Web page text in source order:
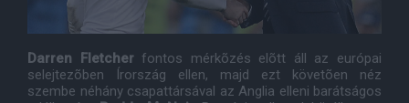
Darren Fletcherfontos mérkõzés elõtt áll az európai
selejtezõben Írország ellen, majd ezt követõen néz
szembe néhány csapattársával az Anglia elleni barátságos